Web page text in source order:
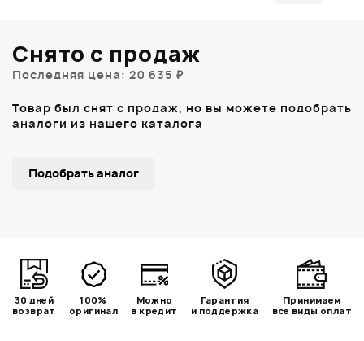
Снято с продаж
Последняя цена: 20 635 ₽
Товар был снят с продаж, но вы можете подобрать
аналоги из нашего каталога
Подобрать аналог
30 дней
возврат
100%
оригинал
Можно
в кредит
Гарантия
и поддержка
Принимаем
все виды оплат